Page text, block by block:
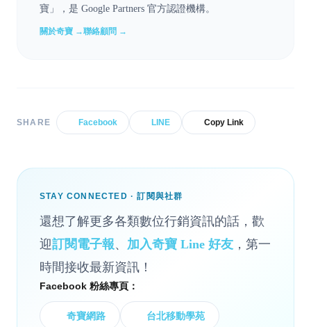
寶」，是 Google Partners 官方認證機構。
關於奇寶 →聯絡顧問 →
SHARE Facebook LINE Copy Link
STAY CONNECTED · 訂閱與社群
還想了解更多各類數位行銷資訊的話，歡
迎訂閱電子報、 加入奇寶 Line 好友 ，第一
時間接收最新資訊！
Facebook 粉絲專頁：
奇寶網路 台北移動學苑